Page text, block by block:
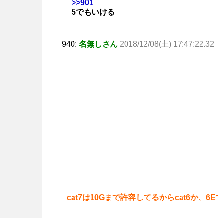
>>901
5でもいける
940: 名無しさん 2018/12/08(土) 17:47:22.32
cat7は10Gまで許容してるからcat6か、6E